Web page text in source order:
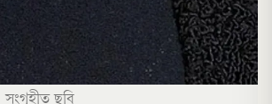
সংগৃহীত ছবি